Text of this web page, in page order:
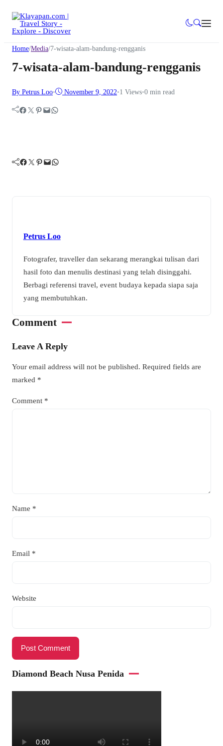
Home/Media/7-wisata-alam-bandung-rengganis
7-wisata-alam-bandung-rengganis
By Petrus Loo• November 9, 2022•1 Views•0 min read
Facebook Twitter Pinterest Mail WhatsApp
Facebook Twitter Pinterest Mail WhatsApp
Petrus Loo
Fotografer, traveller dan sekarang merangkai tulisan dari
hasil foto dan menulis destinasi yang telah disinggahi.
Berbagi referensi travel, event budaya kepada siapa saja
yang membutuhkan.
Comment
Leave A Reply
Your email address will not be published. Required fields are
marked *
Comment *
Name *
Email *
Website
Diamond Beach Nusa Penida